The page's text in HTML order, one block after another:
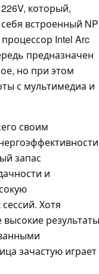
который,
встроенный
Intel Arc
предназначен
но при этом
с мультимедиа и
своим
запас
и
Хотя
зачастую играет